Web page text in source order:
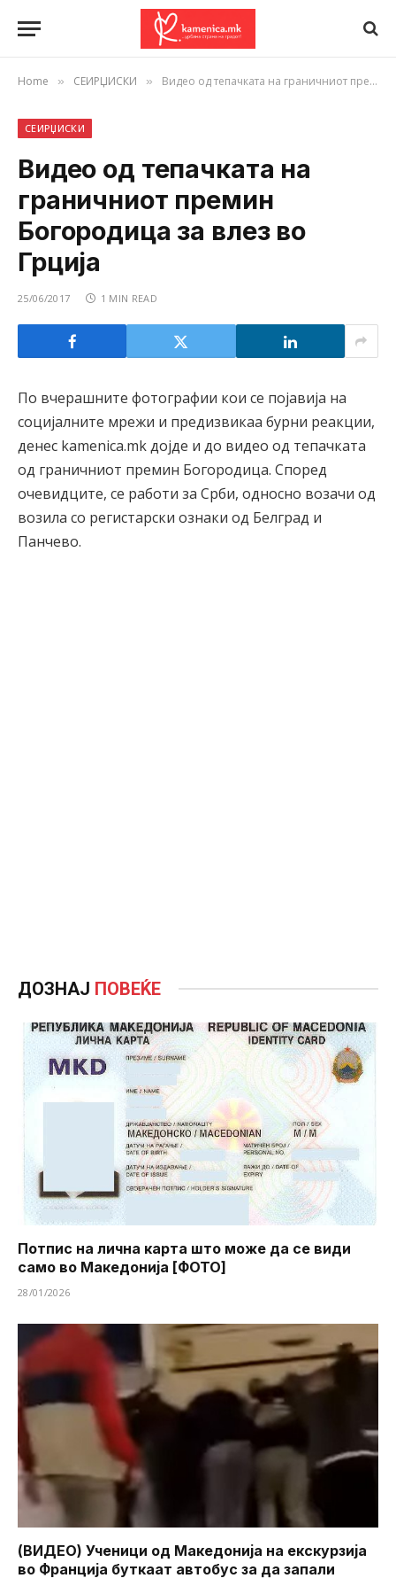
Home » СЕИРЏИСКИ » Видео од тепачката на граничниот премин Богородица за влез во Грција
СЕИРЏИСКИ
Видео од тепачката на
граничниот премин
Богородица за влез во
Грција
25/06/2017 1 MIN READ
По вчерашните фотографии кои се појавија на
социјалните мрежи и предизвикаа бурни реакции,
денес kamenica.mk дојде и до видео од тепачката
од граничниот премин Богородица. Според
очевидците, се работи за Срби, односно возачи од
возила со регистарски ознаки од Белград и
Панчево.
ДОЗНАЈ ПОВЕЌЕ
Потпис на лична карта што може да се види
само во Македонија [ФОТО]
28/01/2026
(ВИДЕО) Ученици од Македонија на екскурзија
во Франција буткаат автобус за да запали